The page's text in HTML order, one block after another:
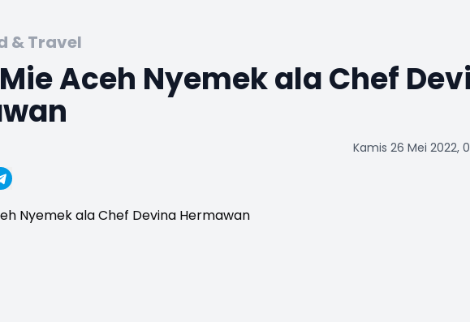
& Travel
Aceh Nyemek ala Chef
Kamis 26 Mei 2022,